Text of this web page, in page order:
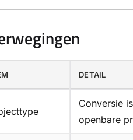
DETAIL
Conversie
openbare